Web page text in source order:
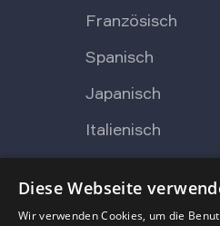
Französisch
Spanisch
Japanisch
Italienisch
Über Lingvist
Diese Webseite
Wir verwenden Cookies, um die